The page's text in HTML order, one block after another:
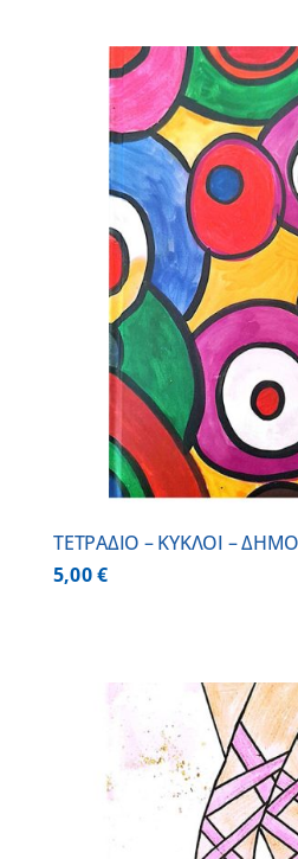
ΤΕΤΡΑΔΙΟ – ΚΥΚΛΟΙ –
5,00€